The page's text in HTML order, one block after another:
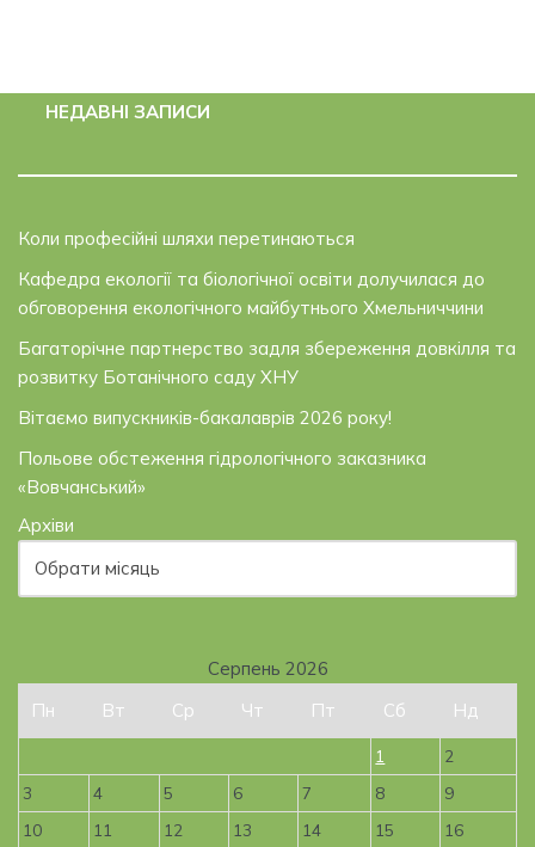
НЕДАВНІ ЗАПИСИ
Коли професійні шляхи перетинаються
Кафедра екології та біологічної освіти долучилася до
обговорення екологічного майбутнього Хмельниччини
Багаторічне партнерство задля збереження довкілля та
розвитку Ботанічного саду ХНУ
Вітаємо випускників-бакалаврів 2026 року!
Польове обстеження гідрологічного заказника
«Вовчанський»
Архіви
Серпень 2026
Пн
Вт Ср Чт Пт Сб Нд
1
2
3
4 5 6 7 8
9
10
11 12 13 14 15 16